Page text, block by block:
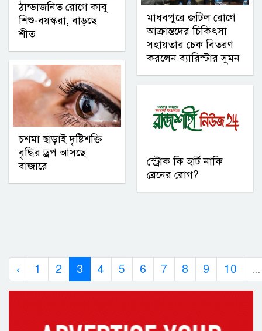
ঠান্ডাজনিত রোগে কাবু
শিশু-বয়স্করা, বাড়ছে
শীত
চশমা ছাড়াই দৃষ্টিশক্তি
বৃদ্ধির ড্রপ আসছে
বাজারে
মাধবপুরে জটিল রোগে
আক্রান্তদের চিকিৎসা
সহায়তার চেক বিতরণ
করলেন ব্যারিস্টার সুমন
স্ট্রোক কি হার্ট নাকি
ব্রেনের রোগ?
‹ 1 2 3 4 5 6 7 8 9 10 ...